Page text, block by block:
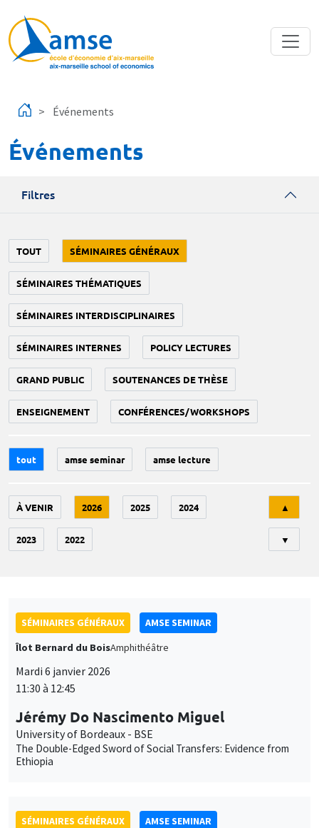
Événements
Événements
Filtres
TOUT SÉMINAIRES GÉNÉRAUX
SÉMINAIRES THÉMATIQUES
SÉMINAIRES INTERDISCIPLINAIRES
SÉMINAIRES INTERNES POLICY LECTURES
GRAND PUBLIC SOUTENANCES DE THÈSE
ENSEIGNEMENT CONFÉRENCES/WORKSHOPS
tout amse seminar amse lecture
À VENIR 2026 2025 2024
2023 2022
▲
▼
SÉMINAIRES GÉNÉRAUX
AMSE SEMINAR
Îlot Bernard du BoisAmphithéâtre
Mardi 6 janvier 2026
11:30 à 12:45
Jérémy Do Nascimento Miguel
University of Bordeaux - BSE
The Double-Edged Sword of Social Transfers: Evidence from
Ethiopia
SÉMINAIRES GÉNÉRAUX
AMSE SEMINAR